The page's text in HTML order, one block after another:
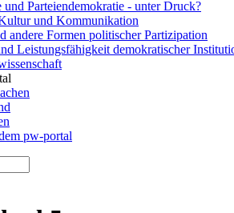
und Parteiendemokratie - unter Druck?
und Kommunikation
andere Formen politischer Partizipation
Leistungsfähigkeit demokratischer
pw-portal